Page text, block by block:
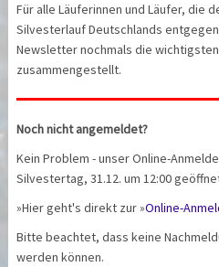
Für alle Läuferinnen und Läufer, die
Silvesterlauf Deutschlands
Newsletter nochmals die
zusammengestellt.
Noch nicht angemeldet?
Kein Problem - unser Online-
Silvestertag, 31.12. um 12:00
»Hier geht's direkt zur »Online-
Bitte beachtet, dass keine
werden können.